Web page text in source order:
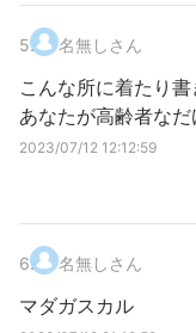
5. 名無しさん
こんな所に着たり
あなたが高齢者なだ
2023/07/12 12:12:59
6. 名無しさん
マダガスカル